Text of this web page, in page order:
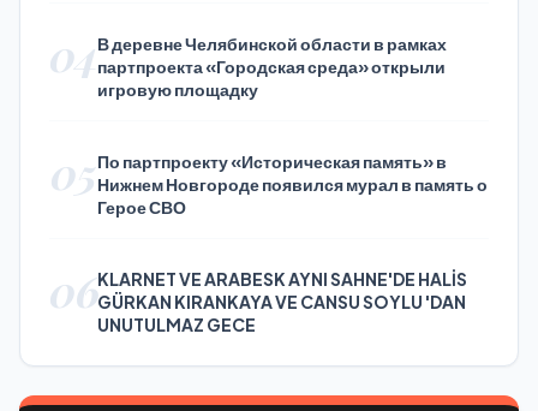
04В деревне Челябинской области в рамках
партпроекта «Городская среда» открыли
игровую площадку
05По партпроекту «Историческая память» в
Нижнем Новгороде появился мурал в память о
Герое СВО
06KLARNET VE ARABESK AYNI SAHNE'DE HALİS
GÜRKAN KIRANKAYA VE CANSU SOYLU 'DAN
UNUTULMAZ GECE